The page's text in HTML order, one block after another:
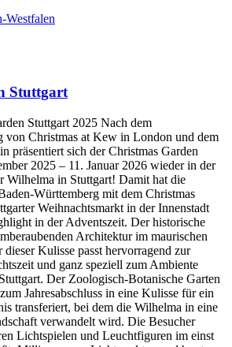
Westfalen
Stuttgart
Stuttgart 2025 Nach dem
von Christmas at Kew in London und dem
präsentiert sich der Christmas Garden
2025 – 11. Januar 2026 wieder in der
Wilhelma in Stuttgart! Damit hat die
Württemberg mit dem Christmas
Weihnachtsmarkt in der Innenstadt
in der Adventszeit. Der historische
Architektur im maurischen
Kulisse passt hervorragend zur
und ganz speziell zum Ambiente
Der Zoologisch-Botanische Garten
Jahresabschluss in eine Kulisse für ein
transferiert, bei dem die Wilhelma in eine
verwandelt wird. Die Besucher
Lichtspielen und Leuchtfiguren im einst